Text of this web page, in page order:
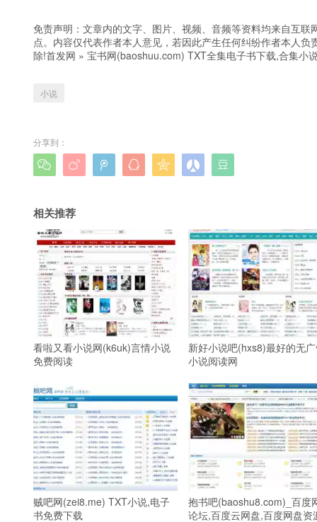
免责声明：文章内的文字、图片、视频、音频等资料均来自互
点。内容仅代表作者本人意见，若因此产生任何纠纷作者本人
除!首发网 » 宝书网(baoshuu.com) TXT全集电子书下载,合集小
小说
分享到：
      
相关推荐
看啦又看小说网(k6uk)言情小说
免费阅读
新好小说吧(hxs8)最好的无
小说阅读网
贼吧网(zei8.me) TXT小说,电子
书免费下载
抱书吧(baoshu8.com)_百度
论坛,百度云网盘,百度网盘资